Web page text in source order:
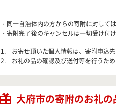
・同一自治体内の方からの寄附に対して
・寄附完了後のキャンセルは一切受け付
1. お寄せ頂いた個人情報は、寄附申込先
2. お礼の品の確認及び送付等を行うため
大府市の寄附のお礼の